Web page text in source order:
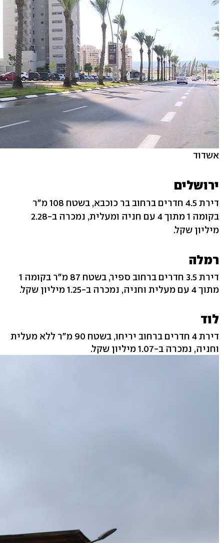
אשדוד
ירושלים
דירת 4.5 חדרים ברחוב בר כוכבא, בשטח 108 מ"ר
בקומה 1 מתוך 4 עם חניה ומעלית, נמכרה ב-2.28
מיליון שקל.
רמלה
דירת 3.5 חדרים ברחוב ספיר, בשטח 87 מ"ר בקומה 1
מתוך 4 עם מעלית וחניה, נמכרה ב-1.25 מיליון שקל.
לוד
דירת 4 חדרים ברחוב יריחו, בשטח 90 מ"ר ללא מעלית
וחניה, נמכרה ב-1.07 מיליון שקל.